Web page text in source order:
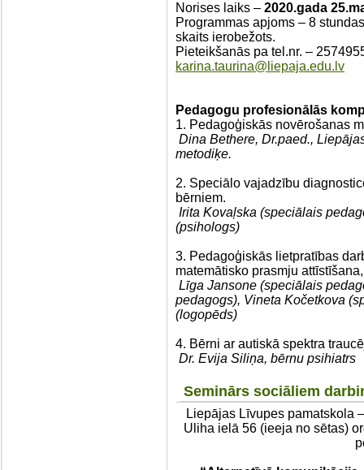
Norises laiks – 2020.gada
Programmas apjoms – 8
skaits ierobežots.
Pieteikšanās pa tel.nr. –
karina.taurina@liepaja.edu.lv
Pedagogu profesionālās
1. Pedagoģiskās novērošanas
Dina Bethere, Dr.paed.,
metodiķe.
2. Speciālo vajadzību
bērniem.
Irita Kovaļska (speciālais
(psihologs)
3. Pedagoģiskās lietpratības
matemātisko prasmju
Līga Jansone (speciālais
pedagogs), Vineta Kočetkova
(logopēds)
4. Bērni ar autiskā spektra
Dr. Evija Siliņa, bērnu psihiatrs
Seminārs sociāliem
Liepājas Līvupes pamatskola
Uliha ielā 56 (ieeja no sētas)